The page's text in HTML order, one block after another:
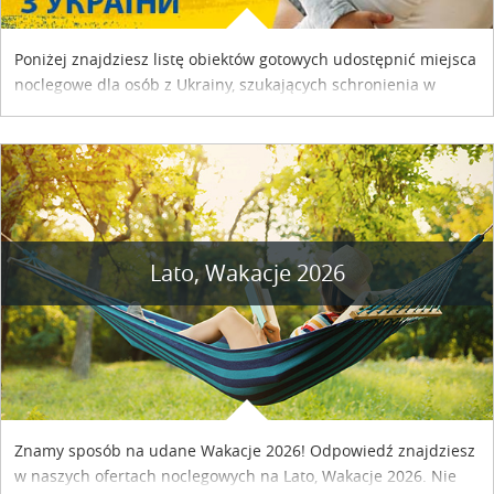
Poniżej znajdziesz listę obiektów gotowych udostępnić miejsca
noclegowe dla osób z Ukrainy, szukających schronienia w
Lato, Wakacje 2026
Znamy sposób na udane Wakacje 2026! Odpowiedź znajdziesz
w naszych ofertach noclegowych na Lato, Wakacje 2026. Nie